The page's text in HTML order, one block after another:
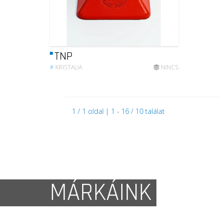
TNP
# KRISTALIA NINCS
1 / 1 oldal | 1 - 16 / 10 találat
MÁRKÁINK